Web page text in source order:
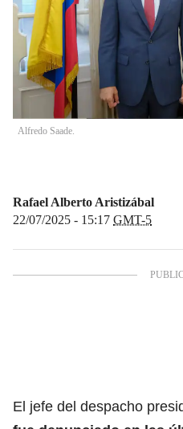
Alfredo Saade.
Rafael Alberto Aristizábal
22/07/2025 - 15:17 GMT-5
El jefe del despacho